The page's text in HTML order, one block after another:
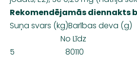
Rekomendējamās diennakts
Suņa svars (kg)Barības deva (g)
No Līdz
5 80110